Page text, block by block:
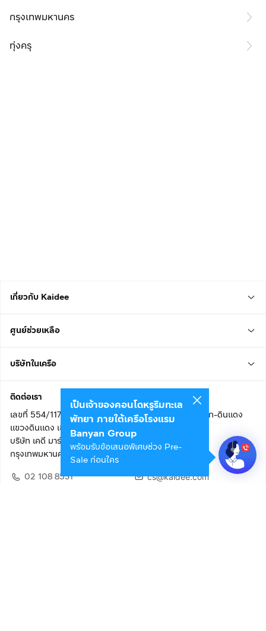
กรุงเทพมหานคร
ทุ่งครุ
เกี่ยวกับ Kaidee
ศูนย์ช่วยเหลือ
บริษัทในเครือ
ติดต่อเรา
เลขที่ 554/117 อาคารสกายไนน์ เซ็นเตอร์ ชั้น 22 ถนนอโศก-ดินแดง
แขวงดินแดง เขตดินแดง
บริษัท เคดี มาร์เก็ตเพลส จำกัด (สำนักงานใหญ่)
กรุงเทพมหานคร 10400
02 108 8531
cs@kaidee.com
เป็นเจ้าของคอนโดหรูริมทะเล
พัทยา ภายใต้เครือโรงแรม
Banyan Group
พร้อมรับข้อเสนอพิเศษช่วง Pre-
Sale ก่อนใคร